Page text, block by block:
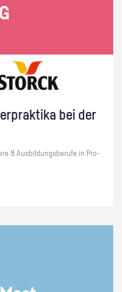
bei der
8 Aus­bil­dungs­be­ru­fe in Pro­